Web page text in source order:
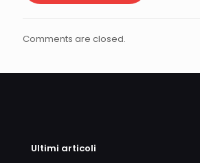
Comments are closed.
Ultimi articoli